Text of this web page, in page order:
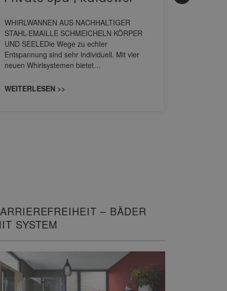
WHIRLWANNEN AUS NACHHALTIGER
STAHL-EMAILLE SCHMEICHELN KÖRPER
UND SEELEDie Wege zu echter
Entspannung sind sehr individuell. Mit vier
neuen Whirlsystemen bietet…
WEITERLESEN >>
– BÄDER
SYSTEM